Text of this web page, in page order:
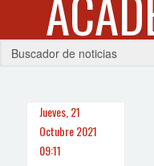
Jueves, 21
Octubre 2021
09:11